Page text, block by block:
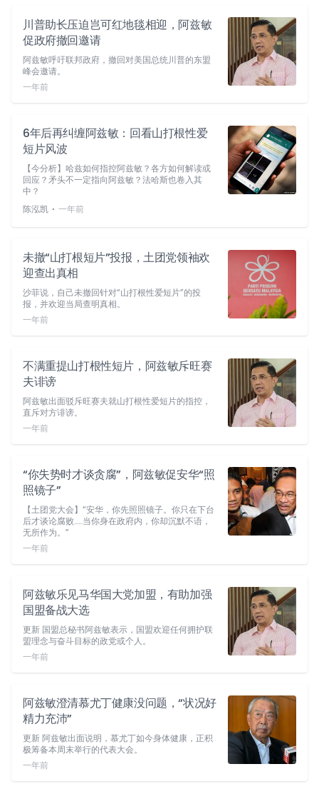
川普助长压迫岂可红地毯相迎，阿兹敏
促政府撤回邀请
阿兹敏呼吁联邦政府，撤回对美国总统川普的东盟
峰会邀请。
一年前
6年后再纠缠阿兹敏：回看山打根性爱
短片风波
【今分析】哈兹如何指控阿兹敏？各方如何解读或
回应？矛头不一定指向阿兹敏？法哈斯也卷入其
中？
陈泓凯 ⋅ 一年前
未撤“山打根短片”投报，土团党领袖欢
迎查出真相
沙菲说，自己未撤回针对“山打根性爱短片”的投
报，并欢迎当局查明真相。
一年前
不满重提山打根性短片，阿兹敏斥旺赛
夫诽谤
阿兹敏出面驳斥旺赛夫就山打根性爱短片的指控，
直斥对方诽谤。
一年前
“你失势时才谈贪腐”，阿兹敏促安华“照
照镜子”
【土团党大会】“安华，你先照照镜子。你只在下台
后才谈论腐败……当你身在政府内，你却沉默不语，
无所作为。”
一年前
阿兹敏乐见马华国大党加盟，有助加强
国盟备战大选
更新 国盟总秘书阿兹敏表示，国盟欢迎任何拥护联
盟理念与奋斗目标的政党或个人。
一年前
阿兹敏澄清慕尤丁健康没问题，“状况好
精力充沛”
更新 阿兹敏出面说明，慕尤丁如今身体健康，正积
极筹备本周末举行的代表大会。
一年前